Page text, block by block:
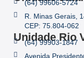
(64) 99606-5724
R. Minas Gerais,
CEP: 75.804-062
Unidade Rio
(64) 99903-1847
Avenida